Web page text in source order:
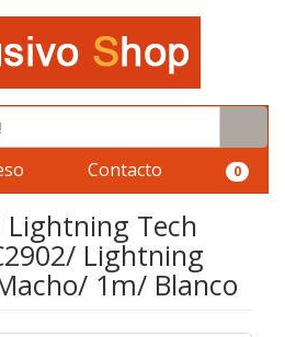
Contacto 0
Lightning Tech
Lightning
1m/ Blanco